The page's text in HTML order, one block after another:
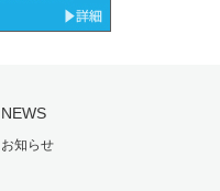
NEWS
お知らせ